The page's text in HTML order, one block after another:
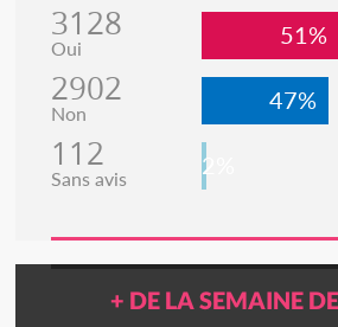
3128
Oui 51%
2902
Non 47%
112
Sans avis 2%
+ DE LA SEMAINE